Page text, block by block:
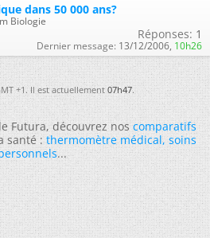
dans 50 000 ans?
Biologie
Réponses: 1
Dernier message: 13/12/2006, 10h26
+1. Il est actuellement07h47.
Futura, découvrez noscomparatifs
santé :thermomètre médical,soins
...